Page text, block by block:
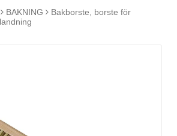
BAKNING
Bakborste, borste för